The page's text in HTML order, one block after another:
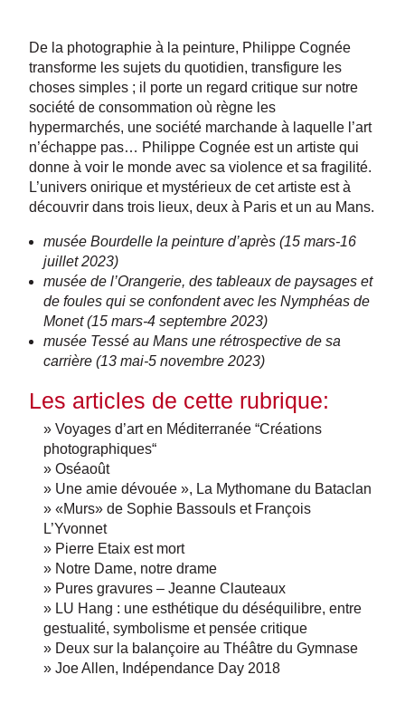
De la photographie à la peinture, Philippe Cognée
transforme les sujets du quotidien, transfigure les
choses simples ; il porte un regard critique sur notre
société de consommation où règne les
hypermarchés, une société marchande à laquelle l’art
n’échappe pas… Philippe Cognée est un artiste qui
donne à voir le monde avec sa violence et sa fragilité.
L’univers onirique et mystérieux de cet artiste est à
découvrir dans trois lieux, deux à Paris et un au Mans.
musée Bourdelle la peinture d’après (15 mars-16
juillet 2023)
musée de l’Orangerie, des tableaux de paysages et
de foules qui se confondent avec les Nymphéas de
Monet (15 mars-4 septembre 2023)
musée Tessé au Mans une rétrospective de sa
carrière (13 mai-5 novembre 2023)
Les articles de cette rubrique:
» Voyages d’art en Méditerranée “Créations
photographiques“
» Oséaoût
» Une amie dévouée », La Mythomane du Bataclan
» «Murs» de Sophie Bassouls et François
L’Yvonnet
» Pierre Etaix est mort
» Notre Dame, notre drame
» Pures gravures – Jeanne Clauteaux
» LU Hang : une esthétique du déséquilibre, entre
gestualité, symbolisme et pensée critique
» Deux sur la balançoire au Théâtre du Gymnase
» Joe Allen, Indépendance Day 2018